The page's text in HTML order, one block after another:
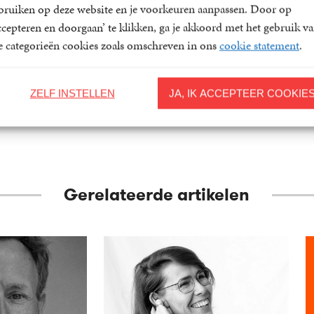
op deze website en je voorkeuren aanpassen. Door op
en doorgaan’ te klikken, ga je akkoord met het gebruik
categorieën cookies zoals omschreven in onscookie statement.
JA, IK ACCEPTEER
ZELF INSTELLEN
Bart Chabot
17,50
Paperback
Bart Chabot
19,99
Paperback
Gerelateerde artikelen